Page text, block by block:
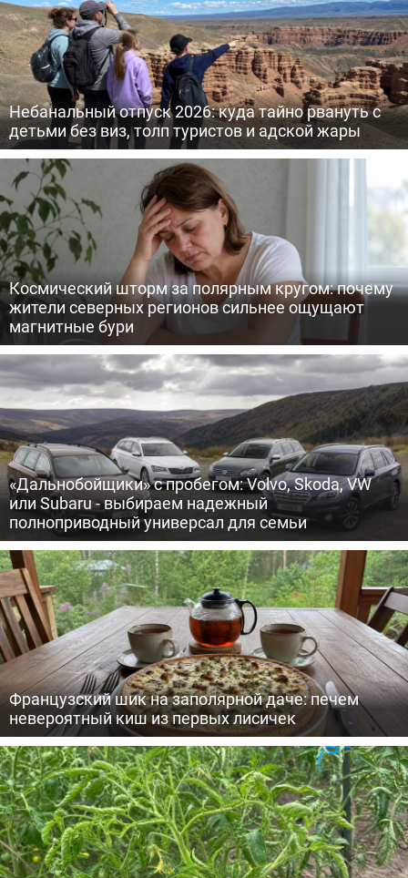
Небанальный отпуск 2026: куда тайно рвануть с
детьми без виз, толп туристов и адской жары
Космический шторм за полярным кругом: почему
жители северных регионов сильнее ощущают
магнитные бури
«Дальнобойщики» с пробегом: Volvo, Skoda, VW
или Subaru - выбираем надежный
полноприводный универсал для семьи
Французский шик на заполярной даче: печем
невероятный киш из первых лисичек